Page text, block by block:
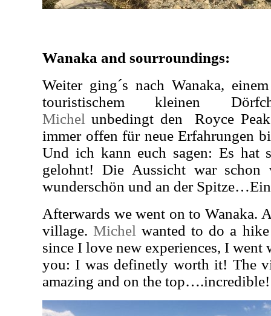
Wanaka and sourroundings:
Weiter ging´s nach Wanaka,
touristischem kleinen
Michel unbedingt den Royce
immer offen für neue Erfahrungen
Und ich kann euch sagen: Es hat
gelohnt! Die Aussicht war schon
wunderschön und an der
Afterwards we went on to Wanaka.
village.Michel wanted to do a
since I love new experiences, I
you: I was definetly worth it! The
amazing and on the top….incredible!